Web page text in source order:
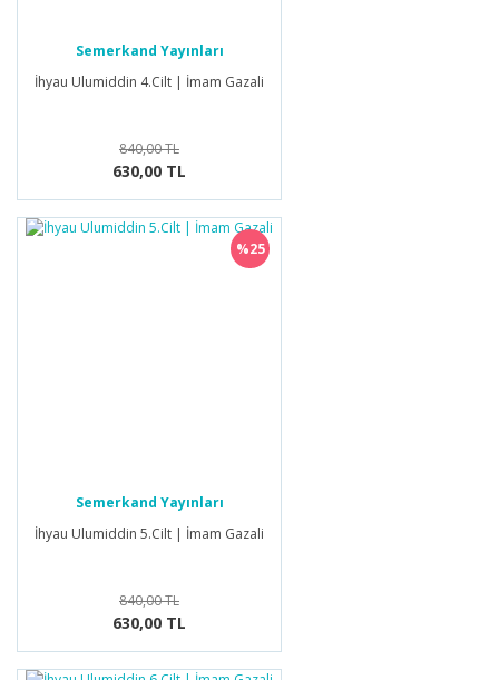
Semerkand Yayınları
İhyau Ulumiddin 4.Cilt | İmam Gazali
840,00 TL
630,00 TL
%25
Semerkand Yayınları
İhyau Ulumiddin 5.Cilt | İmam Gazali
840,00 TL
630,00 TL